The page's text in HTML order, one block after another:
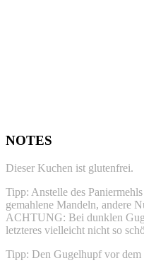
NOTES
Dieser Kuchen ist glutenfrei.
Tipp: Anstelle des
gemahlene Mandeln, andere
ACHTUNG: Bei dunklen
letzteres vielleicht nicht so
Tipp: Den Gugelhupf vor dem